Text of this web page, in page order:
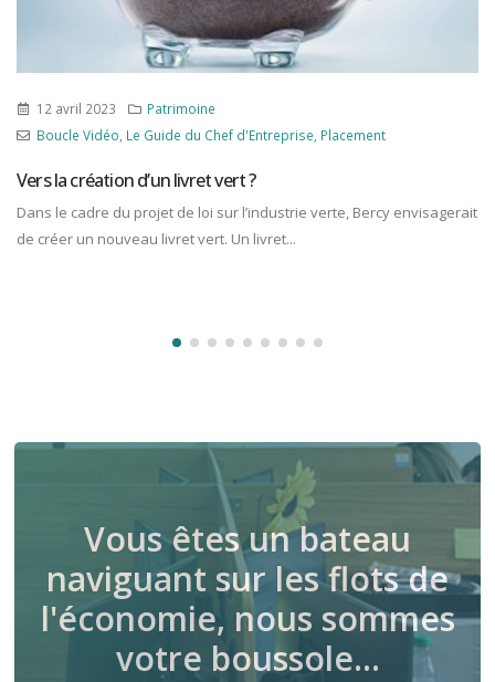
12 avril 2023
Patrimoine
Boucle Vidéo, Le Guide du Chef d'Entreprise, Placement
Vers la création d’un livret vert ?
Dans le cadre du projet de loi sur l’industrie verte, Bercy envisagerait
de créer un nouveau livret vert. Un livret...
Vous êtes un bateau
naviguant sur les flots de
l'économie, nous sommes
votre boussole…